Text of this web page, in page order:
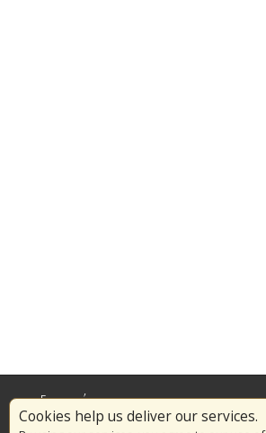
Cookies help us deliver our services.
Επικαιρότητα